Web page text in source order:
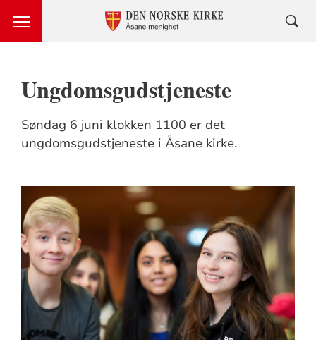
Ungdomsgudstjeneste
Søndag 6 juni klokken 1100 er det
ungdomsgudstjeneste i Åsane kirke.